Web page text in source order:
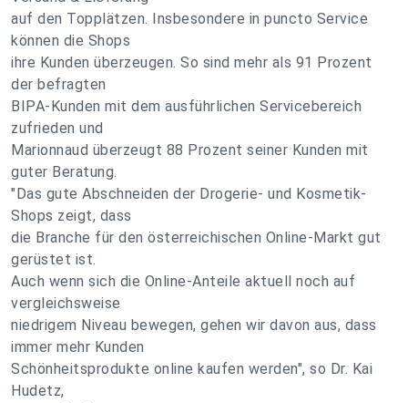
auf den Topplätzen. Insbesondere in puncto Service
können die Shops
ihre Kunden überzeugen. So sind mehr als 91 Prozent
der befragten
BIPA-Kunden mit dem ausführlichen Servicebereich
zufrieden und
Marionnaud überzeugt 88 Prozent seiner Kunden mit
guter Beratung.
"Das gute Abschneiden der Drogerie- und Kosmetik-
Shops zeigt, dass
die Branche für den österreichischen Online-Markt gut
gerüstet ist.
Auch wenn sich die Online-Anteile aktuell noch auf
vergleichsweise
niedrigem Niveau bewegen, gehen wir davon aus, dass
immer mehr Kunden
Schönheitsprodukte online kaufen werden", so Dr. Kai
Hudetz,